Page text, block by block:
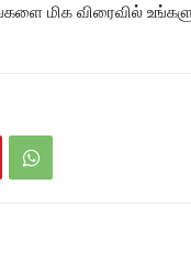
மிக விரைவில்